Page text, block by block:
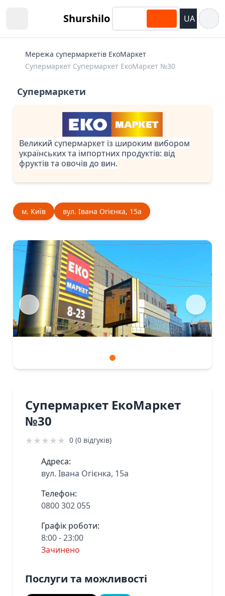
Shurshilo UA
Мережа супермаркетів ЕкоМаркет
Супермаркет Супермаркет ЕкоМаркет №30
Супермаркети
Великий супермаркет із широким вибором
українських та імпортних продуктів: від
фруктів та овочів до вин.
м. Київ вул. ​Івана Огієнка, 15а
Супермаркет ЕкоМаркет
№30
★★★★★ 0 (0 відгуків)
Адреса:
вул. ​Івана Огієнка, 15а
Телефон:
0800 302 055
Графік роботи:
8:00 - 23:00
Зачинено
Послуги та можливості